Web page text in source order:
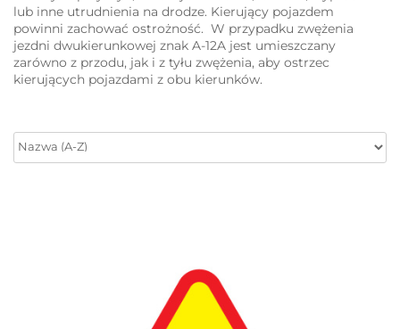
lub inne utrudnienia na drodze. Kierujący pojazdem
powinni zachować ostrożność. W przypadku zwężenia
jezdni dwukierunkowej znak A-12A jest umieszczany
zarówno z przodu, jak i z tyłu zwężenia, aby ostrzec
kierujących pojazdami z obu kierunków.